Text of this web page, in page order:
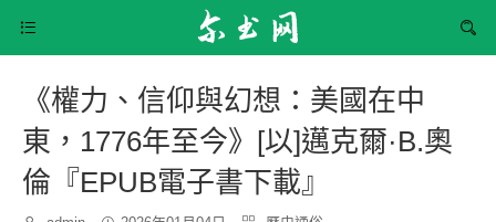


《權力、信仰與幻想：美國在中
東，1776年至今》[以]邁克爾·B.奧
倫『EPUB電子書下載』